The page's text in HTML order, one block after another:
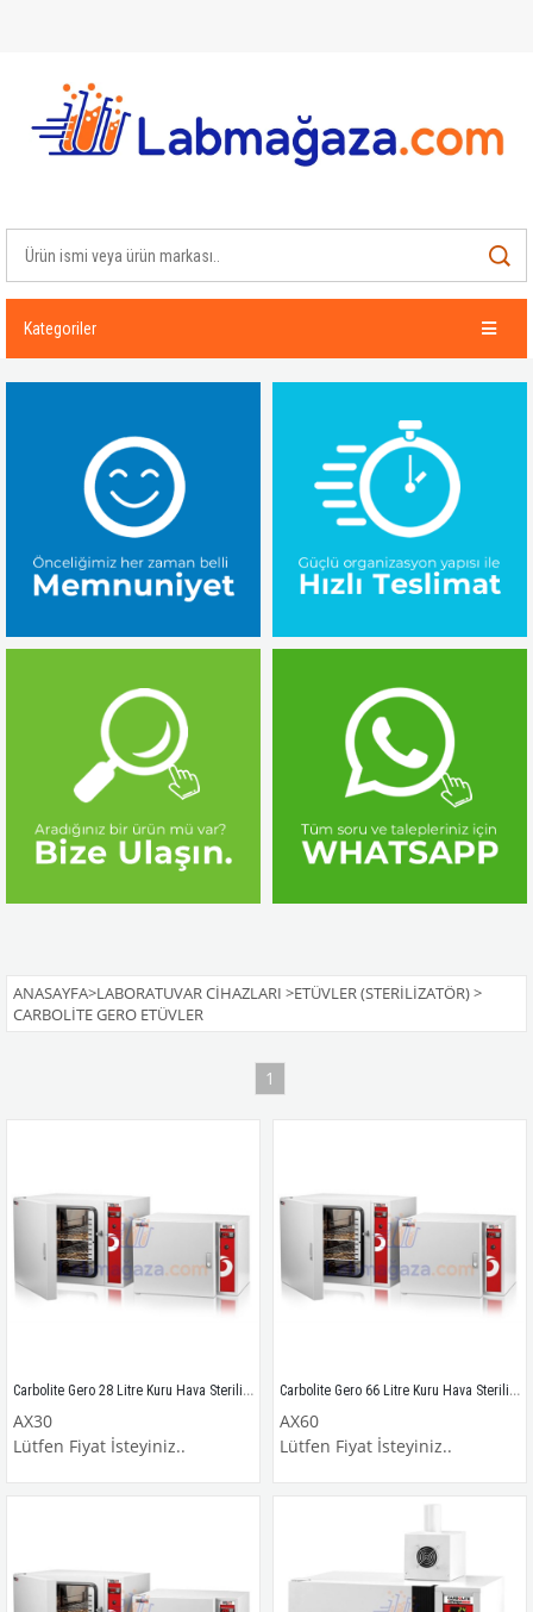
Kategoriler
ANASAYFA>LABORATUVAR CIHAZLARI >ETÜVLER (STERILIZATÖR)>
CARBOLITE GERO ETÜVLER
1
Carbolite Gero 28 Litre Kuru Hava Sterilizatörü / Etüv / AX30
AX30
Lütfen Fiyat İsteyiniz..
Carbolite Gero 66 Litre Kuru Hava Sterilizatörü / Etüv / AX60
AX60
Lütfen Fiyat İsteyiniz..